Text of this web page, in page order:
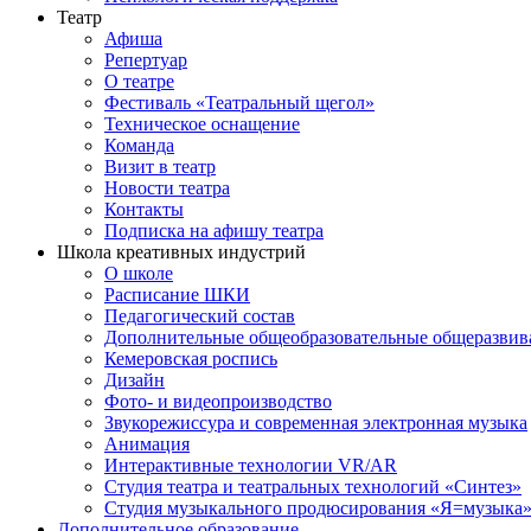
Театр
Афиша
Репертуар
О театре
Фестиваль «Театральный щегол»
Техническое оснащение
Команда
Визит в театр
Новости театра
Контакты
Подписка на афишу театра
Школа креативных индустрий
О школе
Расписание ШКИ
Педагогический состав
Дополнительные общеобразовательные
Кемеровская роспись
Дизайн
Фото- и видеопроизводство
Звукорежиссура и современная электронная музыка
Анимация
Интерактивные технологии VR/AR
Студия театра и театральных технологий «Синтез»
Студия музыкального продюсирования «Я=музыка»